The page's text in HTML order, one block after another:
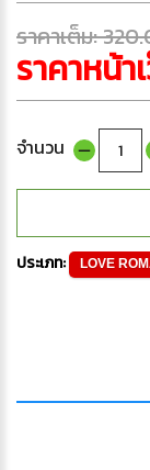
ราคาเต็ม:
ราคาหน้า
จำนวน
ประเภท: LOVE